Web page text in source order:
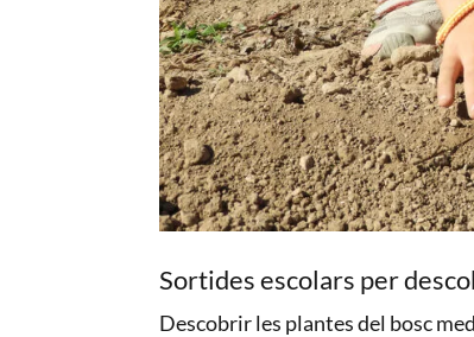
Sortides escolars per
Descobrir les plantes del bosc